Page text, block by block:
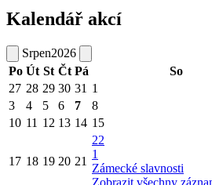
Kalendář akcí
Srpen2026
Po Út St Čt Pá So
27 28 29 30 31 1
3
4 5 6 7 8
10 11 12 13 14 15
17 18 19 20 21
22
1
Zámecké slavnosti
Zobrazit všechny